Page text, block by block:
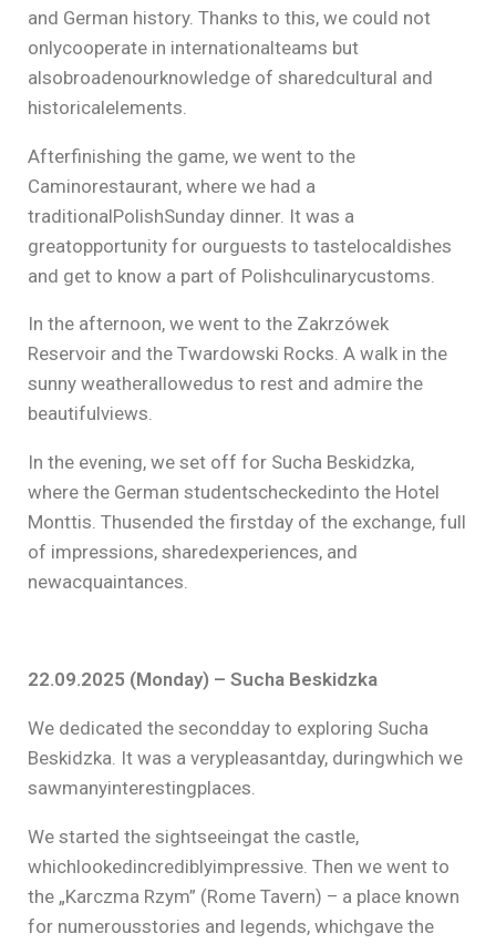
and German history. Thanks to this, we could not
onlycooperate in internationalteams but
alsobroadenourknowledge of sharedcultural and
historicalelements.
Afterfinishing the game, we went to the
Caminorestaurant, where we had a
traditionalPolishSunday dinner. It was a
greatopportunity for ourguests to tastelocaldishes
and get to know a part of Polishculinarycustoms.
In the afternoon, we went to the Zakrzówek
Reservoir and the Twardowski Rocks. A walk in the
sunny weatherallowedus to rest and admire the
beautifulviews.
In the evening, we set off for Sucha Beskidzka,
where the German studentscheckedinto the Hotel
Monttis. Thusended the firstday of the exchange, full
of impressions, sharedexperiences, and
newacquaintances.
22.09.2025 (Monday) – Sucha Beskidzka
We dedicated the secondday to exploring Sucha
Beskidzka. It was a verypleasantday, duringwhich we
sawmanyinterestingplaces.
We started the sightseeingat the castle,
whichlookedincrediblyimpressive. Then we went to
the „Karczma Rzym” (Rome Tavern) – a place known
for numerousstories and legends, whichgave the